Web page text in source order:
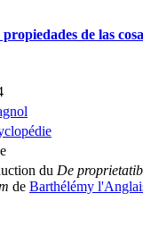
de las
du De
de Barthélémy